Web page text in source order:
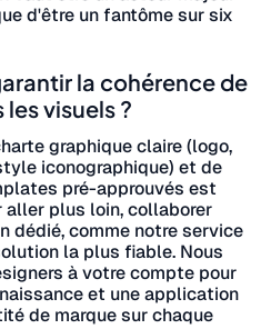
d'être un fantôme sur six
la cohérence de
visuels ?
graphique claire (logo,
iconographique) et de
pré-approuvés est
aller plus loin, collaborer
dédié, comme notre service
la plus fiable. Nous
à votre compte pour
et une application
de marque sur chaque